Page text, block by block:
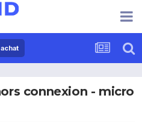
connexion - micro